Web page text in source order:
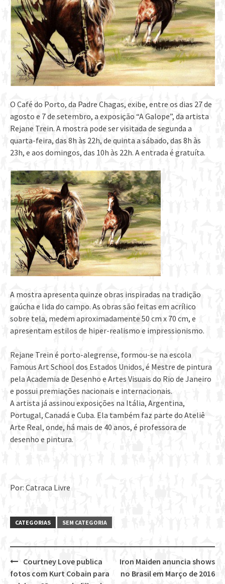
O Café do Porto, da Padre Chagas, exibe, entre os dias 27 de
agosto e 7 de setembro, a exposição “A Galope”, da artista
Rejane Trein. A mostra pode ser visitada de segunda a
quarta-feira, das 8h às 22h, de quinta a sábado, das 8h às
23h, e aos domingos, das 10h às 22h. A entrada é gratuíta.
A mostra apresenta quinze obras inspiradas na tradição
gaúcha e lida do campo. As obras são feitas em acrílico
sobre tela, medem aproximadamente 50 cm x 70 cm, e
apresentam estilos de hiper-realismo e impressionismo.
Rejane Trein é porto-alegrense, formou-se na escola
Famous Art School dos Estados Unidos, é Mestre de pintura
pela Academia de Desenho e Artes Visuais do Rio de Janeiro
e possui premiações nacionais e internacionais.
A artista já assinou exposições na Itália, Argentina,
Portugal, Canadá e Cuba. Ela também faz parte do Ateliê
Arte Real, onde, há mais de 40 anos, é professora de
desenho e pintura.
Por: Catraca Livre
CATEGORIAS SEM CATEGORIA
Post
Iron Maiden anuncia shows
no Brasil em Março de 2016
Courtney Love publica
fotos com Kurt Cobain para